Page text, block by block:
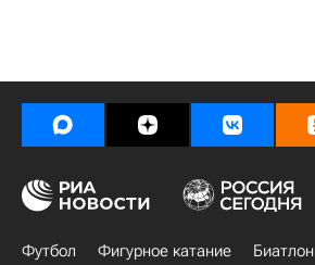
Футбол Фигурное катание Биатлон